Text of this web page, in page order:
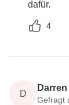
dafür.
4
D
Darren
Gefragt